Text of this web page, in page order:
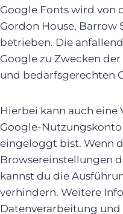
Google Fonts wird von
Gordon House, Barrow
betrieben. Die
Google zu Zwecken
und bedarfsgerechten
Hierbei kann auch
Google-
eingeloggt bist. Wenn
Browsereinstellungen
kannst du die
verhindern. Weitere
Datenverarbeitung